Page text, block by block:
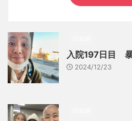
入院197日目
2024/12/23